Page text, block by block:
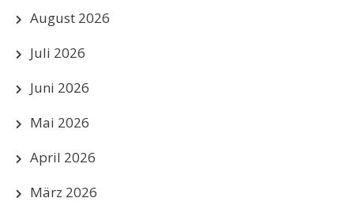
August 2026
Juli 2026
Juni 2026
Mai 2026
April 2026
März 2026